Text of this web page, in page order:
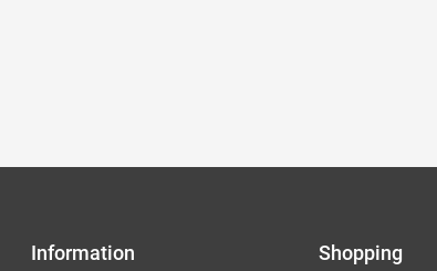
Information Shopping